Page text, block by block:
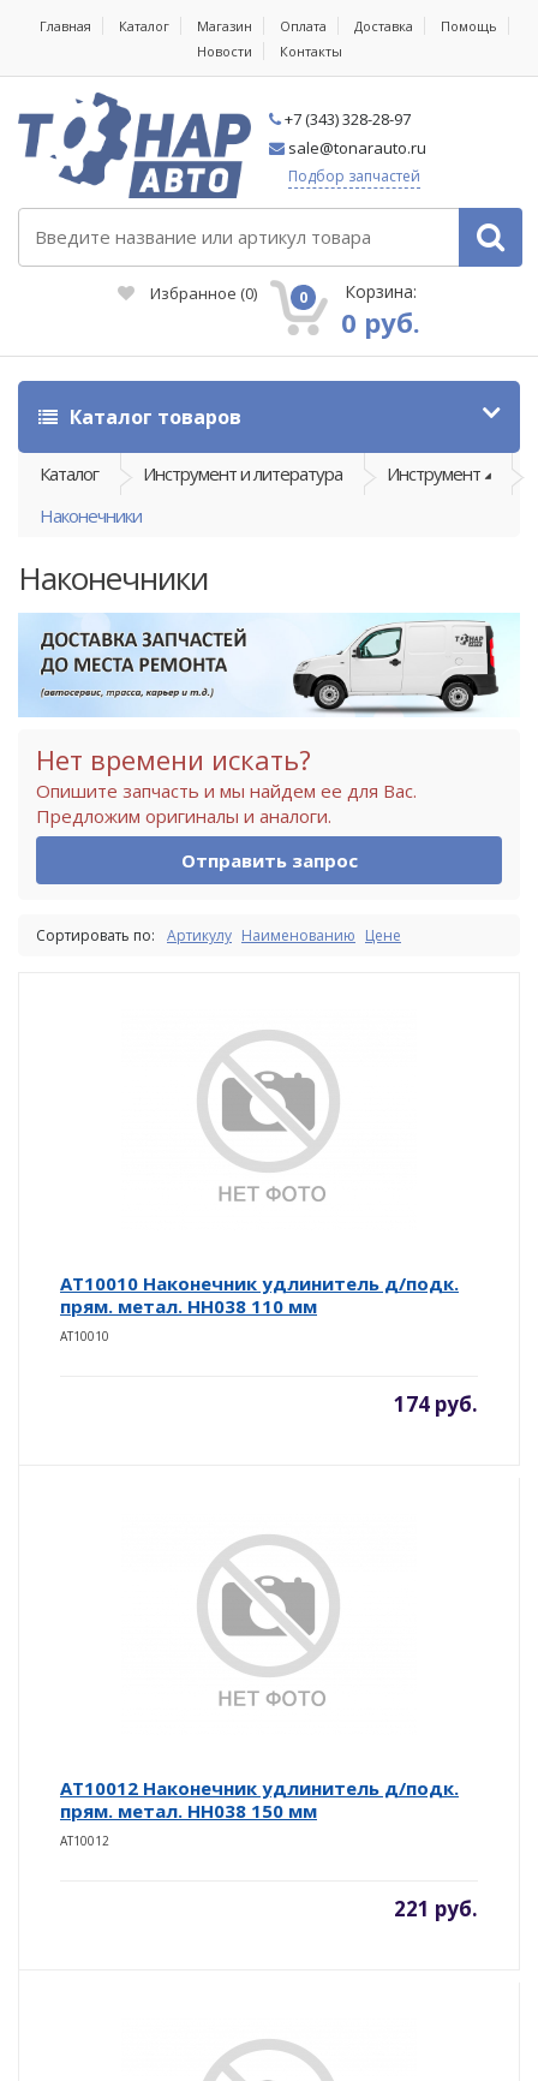
Главная Каталог Магазин Оплата Доставка
Помощь
Новости
Контакты
+7 (343) 328-28-97
sale@tonarauto.ru
Подбор запчастей
Избранное (0) 0 Корзина:
0 руб.
Каталог товаров
Каталог Инструмент и литература
Инструмент
Наконечники
Наконечники
Нет времени искать?
Опишите запчасть и мы найдем ее для Вас.
Предложим оригиналы и аналоги.
Отправить запрос
Сортировать по: Артикулу Наименованию Цене
AT10010 Наконечник удлинитель д/подк.
прям. метал. НН038 110 мм
AT10010
174 руб.
AT10012 Наконечник удлинитель д/подк.
прям. метал. НН038 150 мм
AT10012
221 руб.